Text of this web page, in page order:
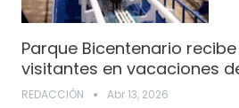
Parque Bicentenario
visitantes en vacaciones
REDACCIÓN Abr 13, 2026